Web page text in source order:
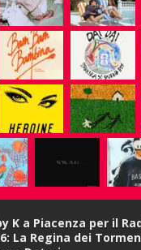
K a Piacenza per il
La Regina dei